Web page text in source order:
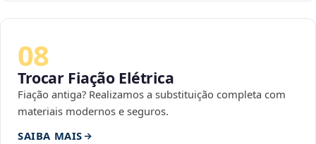
08
Trocar Fiação Elétrica
Fiação antiga? Realizamos a substituição completa com
materiais modernos e seguros.
SAIBA MAIS